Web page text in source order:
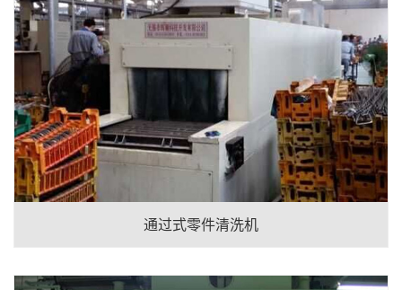
通过式零件清洗机